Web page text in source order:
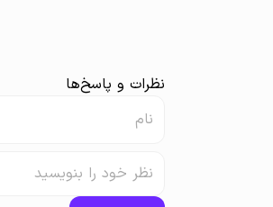
نظرات و پاسخ‌ها